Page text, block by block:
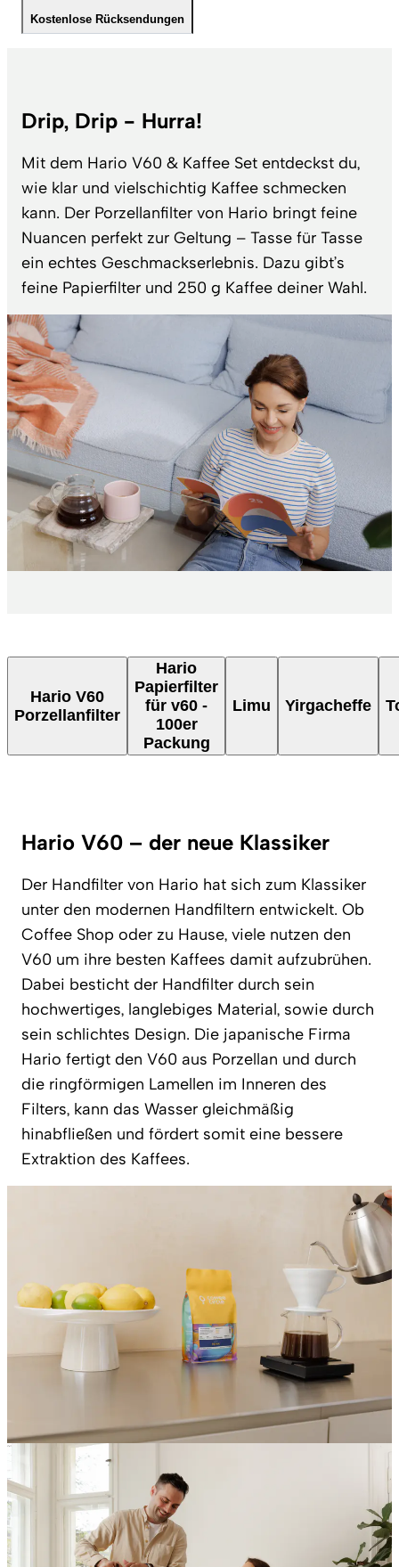
Kostenlose Rücksendungen
Drip, Drip - Hurra!
Mit dem Hario V60 & Kaffee Set entdeckst du,
wie klar und vielschichtig Kaffee schmecken
kann. Der Porzellanfilter von Hario bringt feine
Nuancen perfekt zur Geltung – Tasse für Tasse
ein echtes Geschmackserlebnis. Dazu gibt’s
feine Papierfilter und 250 g Kaffee deiner Wahl.
Hario V60
Porzellanfilter
Hario
Papierfilter
für v60 -
100er
Packung
Limu Yirgacheffe
Hario V60 – der neue Klassiker
Der Handfilter von Hario hat sich zum Klassiker
unter den modernen Handfiltern entwickelt. Ob
Coffee Shop oder zu Hause, viele nutzen den
V60 um ihre besten Kaffees damit aufzubrühen.
Dabei besticht der Handfilter durch sein
hochwertiges, langlebiges Material, sowie durch
sein schlichtes Design. Die japanische Firma
Hario fertigt den V60 aus Porzellan und durch
die ringförmigen Lamellen im Inneren des
Filters, kann das Wasser gleichmäßig
hinabfließen und fördert somit eine bessere
Extraktion des Kaffees.